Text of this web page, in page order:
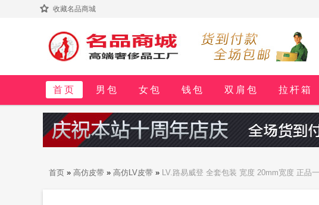
收藏名品商城
首页 男包 女包 钱包 双肩包 拉杆箱
首页 » 高仿皮带 » 高仿LV皮带 » LV.路易威登 全套包装 宽度 20mm宽度 正品